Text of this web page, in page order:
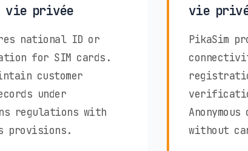
privée
national ID or
for SIM cards.
customer
under
regulations with
provisions.
vie
PikaSim
without